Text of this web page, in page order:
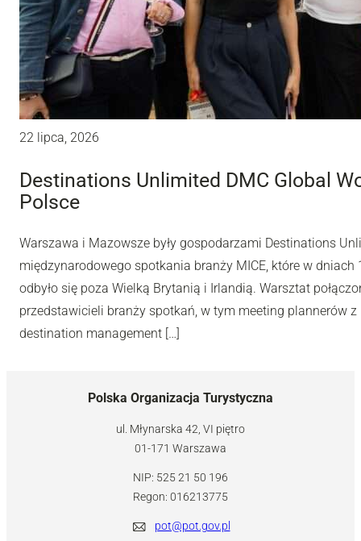
22 lipca, 2026
Destinations Unlimited DMC Global
Polsce
Warszawa i Mazowsze były gospodarzami Destinations
międzynarodowego spotkania branży MICE, które w
odbyło się poza Wielką Brytanią i Irlandią. Warsztat
przedstawicieli branży spotkań, w tym meeting plannerów
destination management […]
Polska Organizacja Turystyczna
ul. Młynarska 42, VI piętro
01-171 Warszawa
NIP: 525 21 50 196
Regon: 016213775
pot@pot.gov.pl